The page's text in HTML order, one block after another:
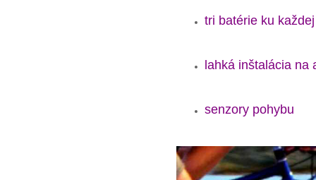
tri batérie ku
lahká inštalácia na
senzory pohybu